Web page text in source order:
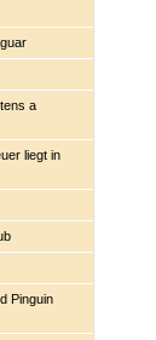
a
liegt in
Pinguin